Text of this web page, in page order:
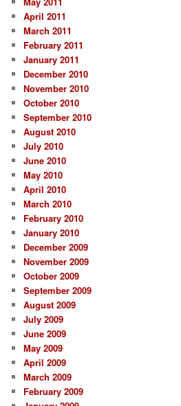
April 2011
March 2011
February 2011
January 2011
December 2010
November 2010
October 2010
September 2010
August 2010
July 2010
June 2010
May 2010
April 2010
March 2010
February 2010
January 2010
December 2009
November 2009
October 2009
September 2009
August 2009
July 2009
June 2009
May 2009
April 2009
March 2009
February 2009